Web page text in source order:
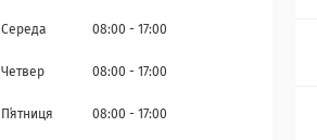
Середа 08:00 17:00
Четвер 08:00 17:00
Пʼятниця 08:00 17:00